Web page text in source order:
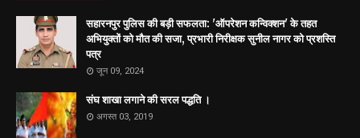
सहारनपुर पुलिस की बड़ी सफलता: 'ऑपरेशन कन्विक्शन' के तहत
अभियुक्तों को मौत की सजा, प्रभारी निरीक्षक सुनील नागर को प्रशस्ति
पत्र
जून 09, 2024
संघ शाखा लगाने की सरल पद्धति ।
अगस्त 03, 2019